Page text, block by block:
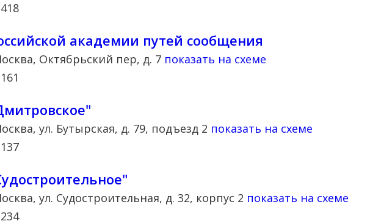
академии путей сообщения
Октябрьский пер, д. 7 показать на схеме
ул. Бутырская, д. 79, подъезд 2 показать на схеме
ул. Судостроительная, д. 32, корпус 2 показать на схеме